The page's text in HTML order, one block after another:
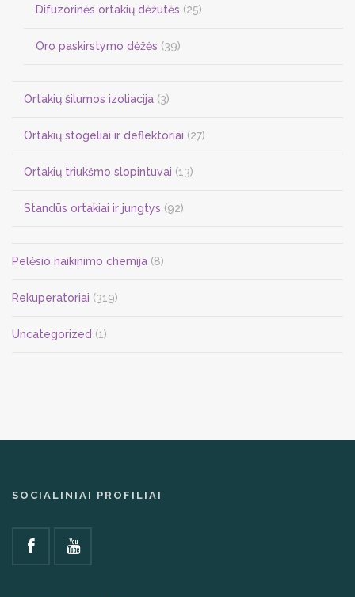
Difuzorinės ortakių dėžutės (25)
Oro paskirstymo dėžės (39)
Ortakių šilumos izoliacija (3)
Ortakių stogeliai ir deflektoriai (27)
Ortakių triukšmo slopintuvai (13)
Standūs ortakiai ir jungtys (92)
Pelėsio naikinimo chemija (8)
Rekuperatoriai (319)
Uncategorized (1)
SOCIALINIAI PROFILIAI